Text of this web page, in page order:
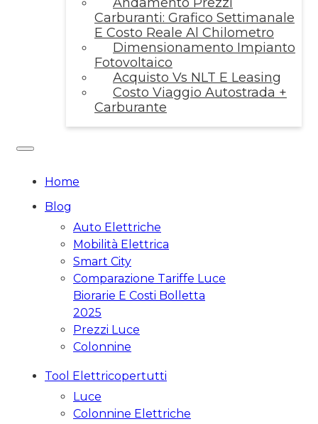
Carburanti: Grafico Settimanale
E Costo Reale Al Chilometro
Dimensionamento Impianto
Fotovoltaico
Acquisto Vs NLT E Leasing
Costo Viaggio Autostrada +
Carburante
Home
Blog
Auto Elettriche
Mobilità Elettrica
Smart City
Comparazione Tariffe Luce
Biorarie E Costi Bolletta
2025
Prezzi Luce
Colonnine
Tool Elettricopertutti
Luce
Colonnine Elettriche